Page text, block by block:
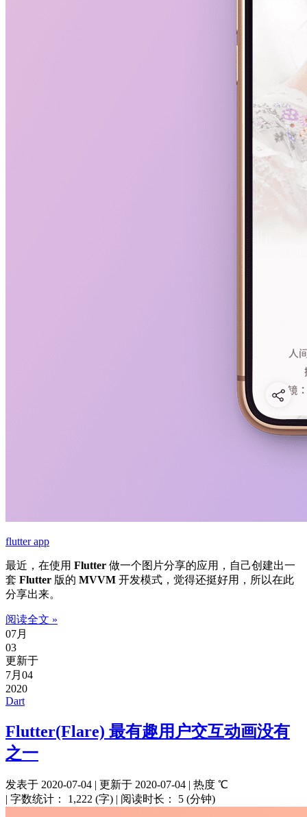
flutter app
最近，在使用 Flutter 做一个图片分享的应用，自己创建出一
套 Flutter 版的 MVVM 开发模式，觉得还挺好用，所以在此
分享出来。
阅读全文 »
07月
03
更新于
7月04
2020
Dart
Flutter(Flare) 最有趣用户交互动画没有
之一
发表于 2020-07-04 | 更新于 2020-07-04 | 热度 ℃
| 字数统计： 1,222 (字) | 阅读时长： 5 (分钟)